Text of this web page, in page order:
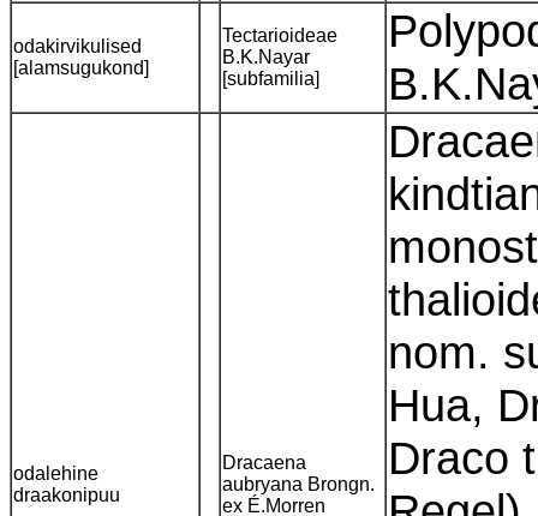
odakirvikulised
[alamsugukond]
Tectarioideae
B.K.Nayar
[subfamilia]
odalehine
draakonipuu
Dracaena
aubryana Brongn.
ex É.Morren
nom.
Hua,
Draco